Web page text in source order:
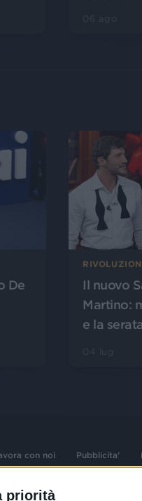
priorità
De
Il nuovo
Martino:
e la
con noi Pubblicita'